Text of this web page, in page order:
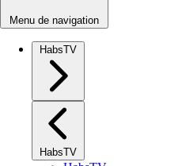
Menu de navigation
HabsTV
HabsTV